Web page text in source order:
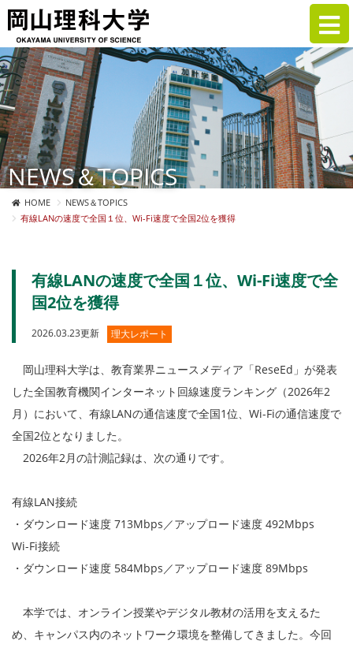
NEWS＆TOPICS
HOME
NEWS＆TOPICS
有線LANの速度で全国１位、Wi-Fi速度で全国2位を獲得
有線LANの速度で全国１位、Wi-Fi速度で全
国2位を獲得
2026.03.23更新 理大レポート
岡山理科大学は、教育業界ニュースメディア「ReseEd」が発表
した全国教育機関インターネット回線速度ランキング（2026年2
月）において、有線LANの通信速度で全国1位、Wi-Fiの通信速度で
全国2位となりました。
2026年2月の計測記録は、次の通りです。
有線LAN接続
​・ダウンロード速度 713Mbps／アップロード速度 492Mbps
Wi-Fi接続
​・ダウンロード速度 584Mbps／アップロード速度 89Mbps
本学では、オンライン授業やデジタル教材の活用を支えるた
め、キャンパス内のネットワーク環境を整備してきました。今回